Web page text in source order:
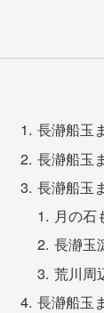
長瀞船玉
長瀞船玉
長瀞船玉
月の石
長瀞玉
荒川周
長瀞船玉